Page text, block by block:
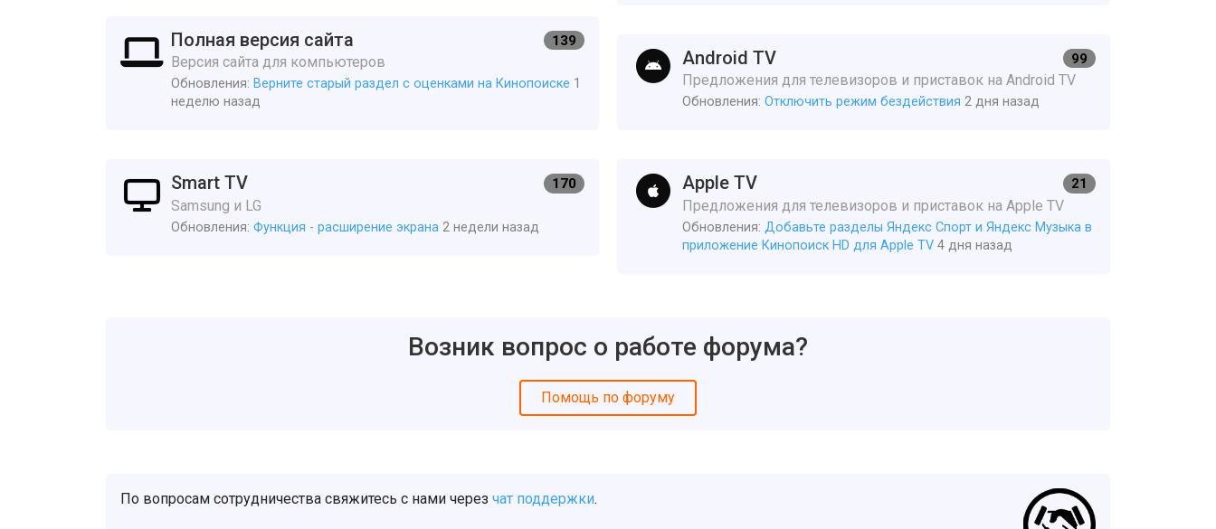
Полная версия сайта 139
Версия сайта для компьютеров
Обновления: Верните старый раздел с оценками на Кинопоиске 1
неделю назад
Smart TV 170
Samsung и LG
Обновления: Функция - расширение экрана 2 недели назад
Android TV 99
Предложения для телевизоров и приставок на Android TV
Обновления: Отключить режим бездействия 2 дня назад
Apple TV 21
Предложения для телевизоров и приставок на Apple TV
Обновления: Добавьте разделы Яндекс Спорт и Яндекс Музыка в
приложение Кинопоиск HD для Apple TV 4 дня назад
Возник вопрос о работе форума?
Помощь по форуму
По вопросам сотрудничества свяжитесь с нами через чат поддержки.